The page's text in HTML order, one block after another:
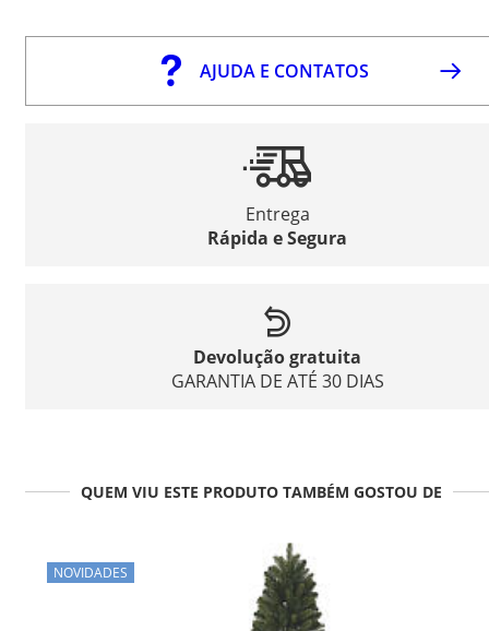
AJUDA E CONTATOS
Entrega
Rápida e Segura
Devolução gratuita
GARANTIA DE ATÉ 30 DIAS
QUEM VIU ESTE PRODUTO TAMBÉM GOSTOU DE
NOVIDADES